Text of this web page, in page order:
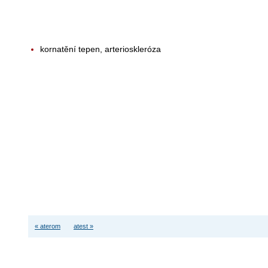
kornatění tepen, arterioskleróza
« aterom atest »